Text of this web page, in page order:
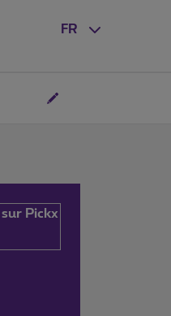
FR
Pickx